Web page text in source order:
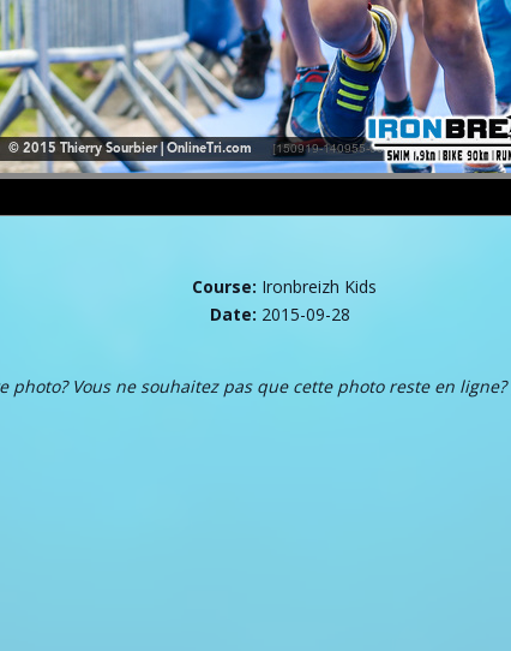
Course: Ironbreizh Kids
Date: 2015-09-28
Vous ne souhaitez pas que cette photo reste en ligne?